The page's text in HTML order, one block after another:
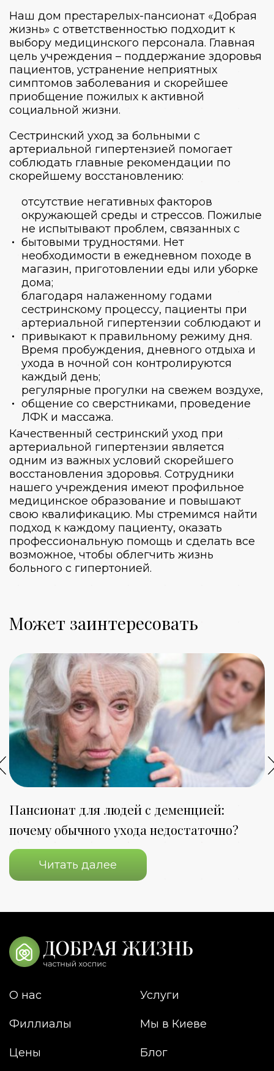
Наш дом престарелых-пансионат «Добрая
жизнь» с ответственностью подходит к
выбору медицинского персонала. Главная
цель учреждения – поддержание здоровья
пациентов, устранение неприятных
симптомов заболевания и скорейшее
приобщение пожилых к активной
социальной жизни.
Сестринский уход за больными с
артериальной гипертензией помогает
соблюдать главные рекомендации по
скорейшему восстановлению:
отсутствие негативных факторов
окружающей среды и стрессов. Пожилые
не испытывают проблем, связанных с
бытовыми трудностями. Нет
необходимости в ежедневном походе в
магазин, приготовлении еды или уборке
дома;
благодаря налаженному годами
сестринскому процессу, пациенты при
артериальной гипертензии соблюдают и
привыкают к правильному режиму дня.
Время пробуждения, дневного отдыха и
ухода в ночной сон контролируются
каждый день;
регулярные прогулки на свежем воздухе,
общение со сверстниками, проведение
ЛФК и массажа.
Качественный сестринский уход при
артериальной гипертензии является
одним из важных условий скорейшего
восстановления здоровья. Сотрудники
нашего учреждения имеют профильное
медицинское образование и повышают
свою квалификацию. Мы стремимся найти
подход к каждому пациенту, оказать
профессиональную помощь и сделать все
возможное, чтобы облегчить жизнь
больного с гипертонией.
Может заинтересовать
Пансионат для людей с деменцией:
почему обычного ухода недостаточно?
Читать далее
О нас Услуги
Филлиалы Мы в Киеве
Цены Блог